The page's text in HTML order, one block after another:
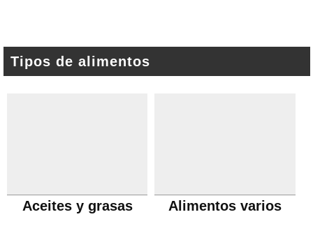
Tipos de alimentos
Aceites y grasas Alimentos varios